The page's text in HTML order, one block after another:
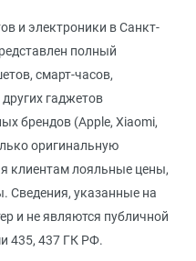
и электроники в Санкт-
полный
смарт-часов,
гаджетов
брендов (Apple, Xiaomi,
оригинальную
клиентам лояльные цены,
Сведения, указанные на
и не являются публичной
435, 437 ГК РФ.